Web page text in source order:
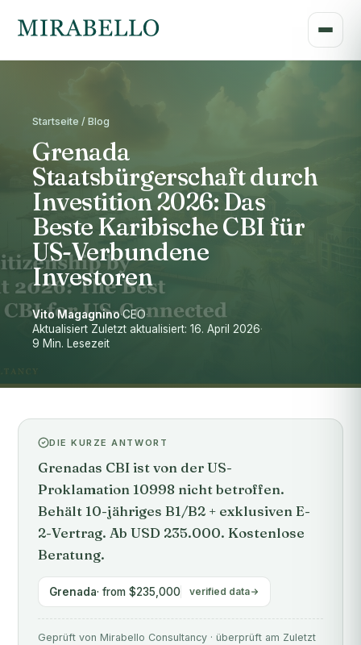
Startseite / Blog
Grenada
Staatsbürgerschaft durch
Investition 2026: Das
Beste Karibische CBI für
US-Verbundene
Investoren
Vito Magagnino·CEO·
Aktualisiert Zuletzt aktualisiert: 16. April 2026·
9 Min. Lesezeit
DIE KURZE ANTWORT
Grenadas CBI ist von der US-
Proklamation 10998 nicht betroffen.
Behält 10-jähriges B1/B2 + exklusiven E-
2-Vertrag. Ab USD 235.000. Kostenlose
Beratung.
Grenada· from $235,000 verified data
Geprüft von Mirabello Consultancy · überprüft am Zuletzt